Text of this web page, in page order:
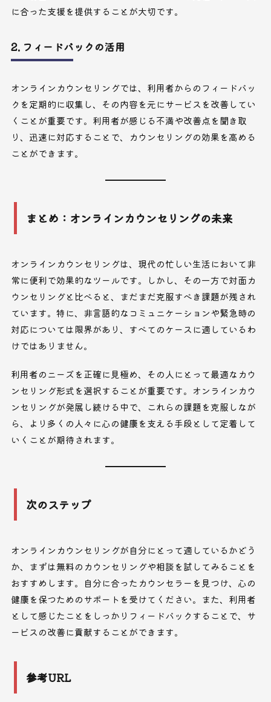
に合った支援を提供することが大切です。
2. フィードバックの活用
オンラインカウンセリングでは、利用者からのフィードバッ
クを定期的に収集し、その内容を元にサービスを改善してい
くことが重要です。利用者が感じる不満や改善点を聞き取
り、迅速に対応することで、カウンセリングの効果を高める
ことができます。
まとめ：オンラインカウンセリングの未来
オンラインカウンセリングは、現代の忙しい生活において非
常に便利で効果的なツールです。しかし、その一方で対面カ
ウンセリングと比べると、まだまだ克服すべき課題が残され
ています。特に、非言語的なコミュニケーションや緊急時の
対応については限界があり、すべてのケースに適しているわ
けではありません。
利用者のニーズを正確に見極め、その人にとって最適なカウ
ンセリング形式を選択することが重要です。オンラインカウ
ンセリングが発展し続ける中で、これらの課題を克服しなが
ら、より多くの人々に心の健康を支える手段として定着して
いくことが期待されます。
次のステップ
オンラインカウンセリングが自分にとって適しているかどう
か、まずは無料のカウンセリングや相談を試してみることを
おすすめします。自分に合ったカウンセラーを見つけ、心の
健康を保つためのサポートを受けてください。また、利用者
として感じたことをしっかりフィードバックすることで、サ
ービスの改善に貢献することができます。
参考URL